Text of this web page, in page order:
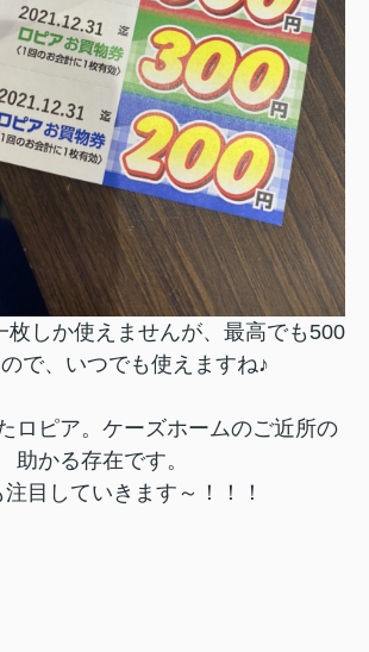
枚しか使えませんが、最高でも500
で、いつでも使えますね♪
ロピア。ケーズホームのご近所の
助かる存在です。
目していきます～！！！